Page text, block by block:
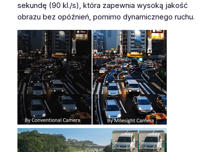
sekundę (90 kl./s), która zapewnia wysoką jakość
obrazu bez opóźnień, pomimo dynamicznego ruchu.